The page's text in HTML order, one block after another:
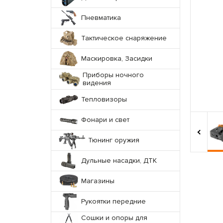
Пневматика
Тактическое снаряжение
Маскировка, Засидки
Приборы ночного
видения
Тепловизоры
Фонари и свет
Тюнинг оружия
Дульные насадки, ДТК
Магазины
Рукоятки передние
Сошки и опоры для
‹